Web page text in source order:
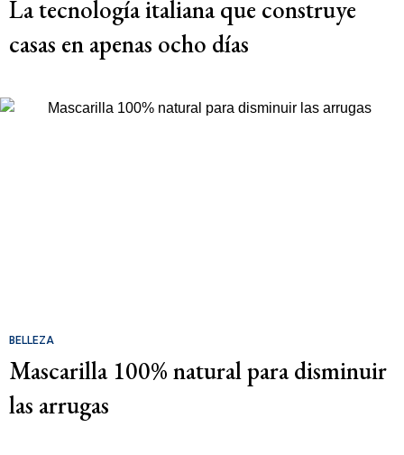
La tecnología italiana que construye
casas en apenas ocho días
BELLEZA
Mascarilla 100% natural para disminuir
las arrugas